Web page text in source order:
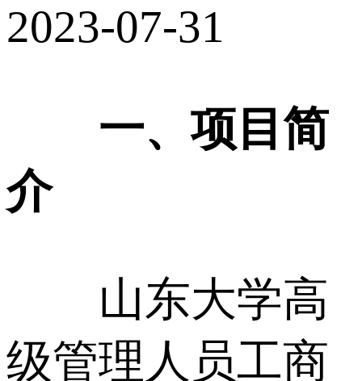
2023-07-31
一、项目简
介
山东大学高
级管理人员工商